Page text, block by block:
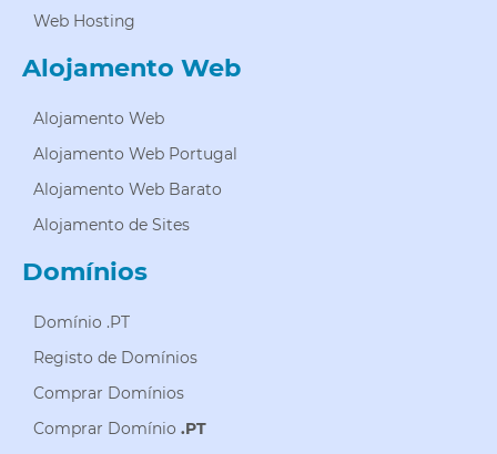
Web Hosting
Alojamento Web
Alojamento Web
Alojamento Web Portugal
Alojamento Web Barato
Alojamento de Sites
Domínios
Domínio .PT
Registo de Domínios
Comprar Domínios
Comprar Domínio .PT